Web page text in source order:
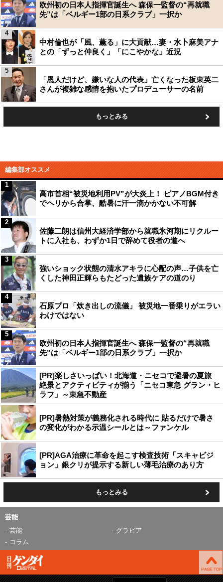
欧州初の日本人指揮官誕生へ 森保一監督の“再就職
先”は「ベルギー1部の日系クラブ」一択か
中村倫也が「風、薫る」に大貢献…妻・水卜麻美アナ
との「ずっと仲良く」「にこやかな」近況
4
「恩人だけど、嫌いな人の代表」亡くなった板東英二
さんが複雑な感情を抱いたプロデューサーの名前
5
もっとみる
編集部オススメ
高市首相“被災地利用PV”が大炎上！ ピアノBGM付き
でヘリから合掌、酷暑に汗一滴かかない不可解
1
佐藤二朗は信州大経済学部から就職氷河期にリクルー
トに入社も、わずか1日で辞めて役者の道へ
2
強いショック状態の清水アキラに心配の声…子供を亡
くした神田正輝らもたどった遺族ケアの道のり
3
石原プロ「炊き出しの流儀」 被災地一番乗りがエラい
わけではない
4
欧州初の日本人指揮官誕生へ 森保一監督の“再就職
先”は「ベルギー1部の日系クラブ」一択か
5
[PR]楽しさいっぱい！北海道・ニセコで避暑の夏旅
絶景とアクティビティが揃う「ニセコ東急 グラン・ヒ
ラフ」～東急不動産
[PR]暑熱対策が義務化される時代に 貼るだけで暑さ
の変化がわかる示温シールとは～ファンケル
[PR]AGA治療に革命を起こす検査技術「スキャビジ
ョン」銀クリが提示する新しい薄毛治療のあり方
もっとみる
芸能
芸能
グラビア
コラム